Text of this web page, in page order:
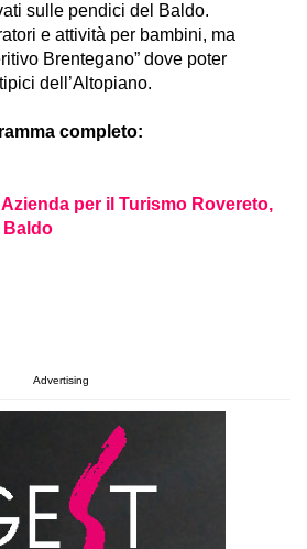
sulle pendici del Baldo.
e attività per bambini, ma
Brentegano” dove poter
dell’Altopiano.
completo:
Azienda per il Turismo Rovereto,
Baldo
Advertising